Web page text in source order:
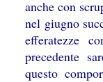
anche con
nel giugno
efferatezze
precedente
questo